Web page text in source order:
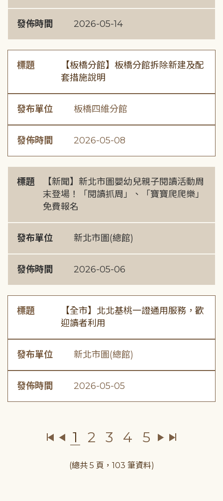
發佈時間 2026-05-14
標題
【板橋分館】板橋分館拆除新建及配
套措施說明
發布單位 板橋四維分館
發佈時間 2026-05-08
標題
【新聞】新北市圖嬰幼兒親子閱讀活動周
末登場！「閱讀抓周」、「寶寶爬爬樂」
免費報名
發布單位 新北市圖(總館)
發佈時間 2026-05-06
標題
【全市】北北基桃一證通用服務，歡
迎讀者利用
發布單位 新北市圖(總館)
發佈時間 2026-05-05
1 2 3 4 5
(總共 5 頁，103 筆資料)